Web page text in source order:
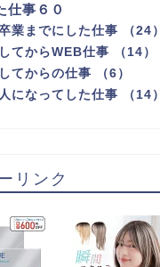
仕事６０
業までにした仕事 （24）
てからWEB仕事 （14）
てからの仕事 （6）
になってした仕事 （14）
リンク